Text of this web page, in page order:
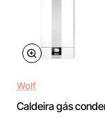
Wolf
Caldeira gás